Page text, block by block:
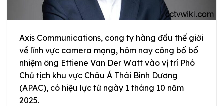
Axis Communications, công ty hàng đầu thế giới
về lĩnh vực camera mạng, hôm nay công bố bổ
nhiệm ông Ettiene Van Der Watt vào vị trí Phó
Chủ tịch khu vực Châu Á Thái Bình Dương
(APAC), có hiệu lực từ ngày 1 tháng 10 năm
2025.